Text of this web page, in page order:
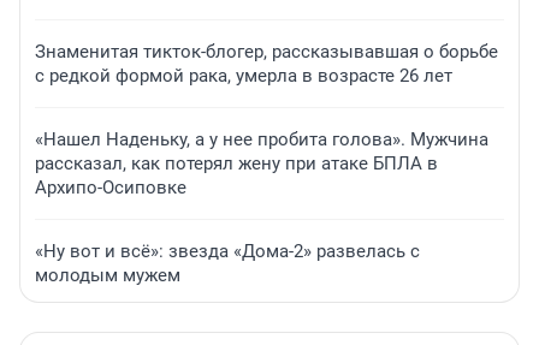
Знаменитая тикток-блогер, рассказывавшая о борьбе
с редкой формой рака, умерла в возрасте 26 лет
«Нашел Наденьку, а у нее пробита голова». Мужчина
рассказал, как потерял жену при атаке БПЛА в
Архипо-Осиповке
«Ну вот и всё»: звезда «Дома-2» развелась с
молодым мужем